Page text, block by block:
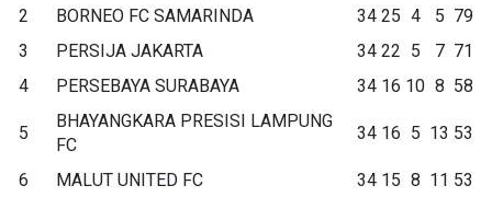
2
BORNEO FC SAMARINDA 34 25 4 5 79
3
PERSIJA JAKARTA 34 22 5 7 71
4
PERSEBAYA SURABAYA 34 16 10 8 58
5
BHAYANGKARA PRESISI LAMPUNG
FC
34 16 5 13 53
6 MALUT UNITED FC 34 15 8 11 53